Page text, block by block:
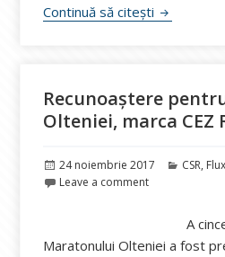
Continuă să citești
Recunoaștere
Olteniei, marca CEZ
Publicat
pe
24 noiembrie 2017 Categorii
CSR,
Leave a comment
A
Maratonului Olteniei a fost